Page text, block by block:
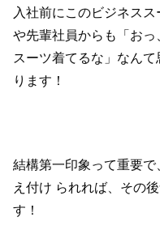
入社前にこのビジネスス
や先輩社員からも「お
スーツ着てるな」なん
ります！
結構第一印象って重要
え付け られれば、その
す！